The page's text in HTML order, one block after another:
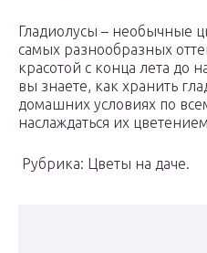
Гладиолусы – необычные
самых разнообразных
красотой с конца лета до
вы знаете, как хранить
домашних условиях по
наслаждаться их
Рубрика: Цветы на даче.